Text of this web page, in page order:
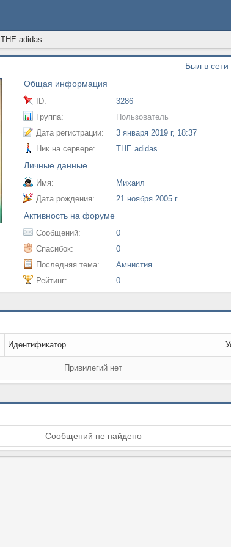
THE adidas
Был в сети
Общая информация
ID:
3286
Группа:
Пользователь
Дата регистрации:
3 января 2019 г, 18:37
Ник на сервере:
THE adidas
Личные данные
Имя:
Михаил
Дата рождения:
21 ноября 2005 г
Активность на форуме
Сообщений:
0
Спасибок:
0
Последняя тема:
Амнистия
Рейтинг:
0
Идентификатор
Привилегий нет
Сообщений не найдено